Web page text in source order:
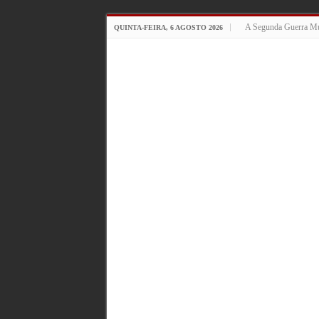
QUINTA-FEIRA, 6 AGOSTO 2026 A Segunda Guerra